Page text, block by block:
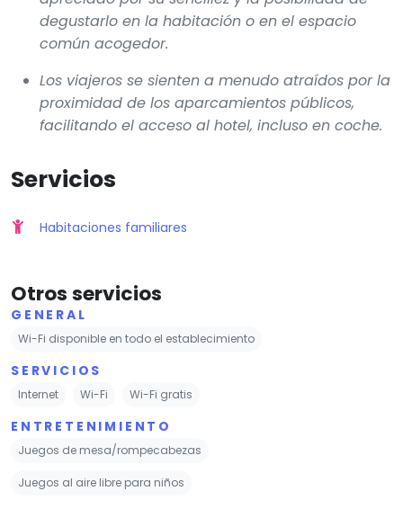
degustarlo en la habitación o en el espacio
común acogedor.
Los viajeros se sienten a menudo atraídos por la
proximidad de los aparcamientos públicos,
facilitando el acceso al hotel, incluso en coche.
Servicios
Habitaciones familiares
Otros servicios
GENERAL
Wi-Fi disponible en todo el establecimiento
SERVICIOS
Internet Wi-Fi Wi-Fi gratis
ENTRETENIMIENTO
Juegos de mesa/rompecabezas
Juegos al aire libre para niños